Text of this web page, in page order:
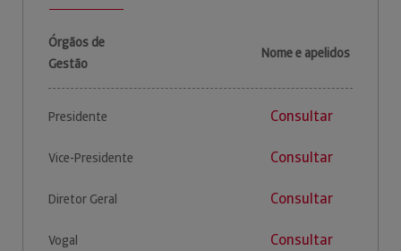
Órgãos de
Gestão
Nome e apelidos
Presidente Consultar
Vice-Presidente Consultar
Diretor Geral Consultar
Vogal Consultar